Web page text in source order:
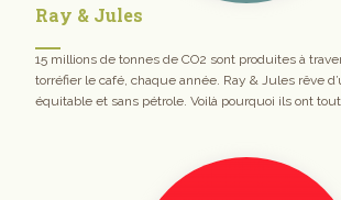
Ray & Jules
15 millions de tonnes de CO2 sont produites à
torréfier le café, chaque année. Ray & Jules rêve
équitable et sans pétrole. Voilà pourquoi ils ont tout